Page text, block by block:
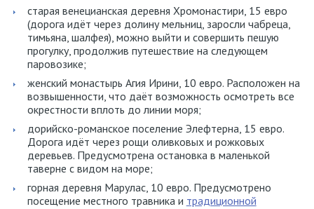
старая венецианская деревня Хромонастири, 15 евро
(дорога идёт через долину мельниц, заросли чабреца,
тимьяна, шалфея), можно выйти и совершить пешую
прогулку, продолжив путешествие на следующем
паровозике;
женский монастырь Агия Ирини, 10 евро. Расположен на
возвышенности, что даёт возможность осмотреть все
окрестности вплоть до линии моря;
дорийско-романское поселение Элефтерна, 15 евро.
Дорога идёт через рощи оливковых и рожковых
деревьев. Предусмотрена остановка в маленькой
таверне с видом на море;
горная деревня Марулас, 10 евро. Предусмотрено
посещение местного травника и традиционной